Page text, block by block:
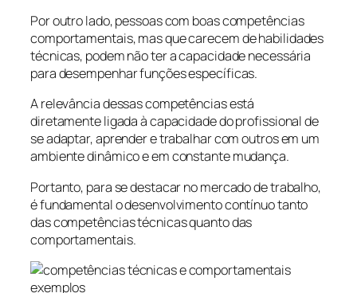
Por outro lado, pessoas com boas competências
comportamentais, mas que carecem de habilidades
técnicas, podem não ter a capacidade necessária
para desempenhar funções específicas.
A relevância dessas competências está
diretamente ligada à capacidade do profissional de
se adaptar, aprender e trabalhar com outros em um
ambiente dinâmico e em constante mudança.
Portanto, para se destacar no mercado de trabalho,
é fundamental o desenvolvimento contínuo tanto
das competências técnicas quanto das
comportamentais.